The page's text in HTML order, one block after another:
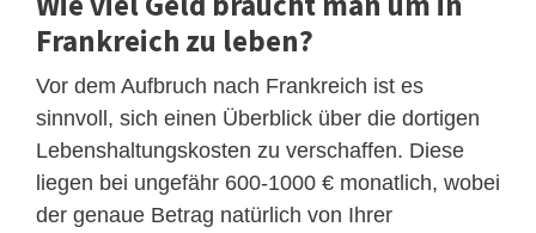
Frankreich zu leben?
Vor dem Aufbruch nach Frankreich ist es
sinnvoll, sich einen Überblick über die dortigen
Lebenshaltungskosten zu verschaffen. Diese
liegen bei ungefähr 600-1000 € monatlich, wobei
der genaue Betrag natürlich von Ihrer